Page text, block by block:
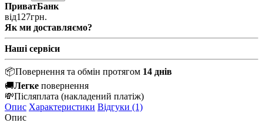
ПриватБанк
від127грн.
Як ми доставляємо?
Наші сервіси
📦Повернення та обмін протягом 14 днів
🚚Легке повернення
💸Післяплата (накладений платіж)
Опис Характеристики Відгуки (1)
Опис